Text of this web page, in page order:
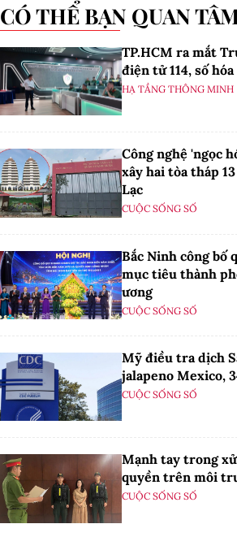
CÓ THỂ BẠN QUAN
TP.HCM ra mắt
điện tử 114, số
HẠ TẦNG THÔNG MINH
Công nghệ 'ngọc
xây hai tòa tháp
Lạc
CUỘC SỐNG SỐ
Bắc Ninh công bố
mục tiêu thành
ương
CUỘC SỐNG SỐ
Mỹ điều tra dịch
jalapeno Mexico,
CUỘC SỐNG SỐ
Mạnh tay trong
quyền trên môi
CUỘC SỐNG SỐ